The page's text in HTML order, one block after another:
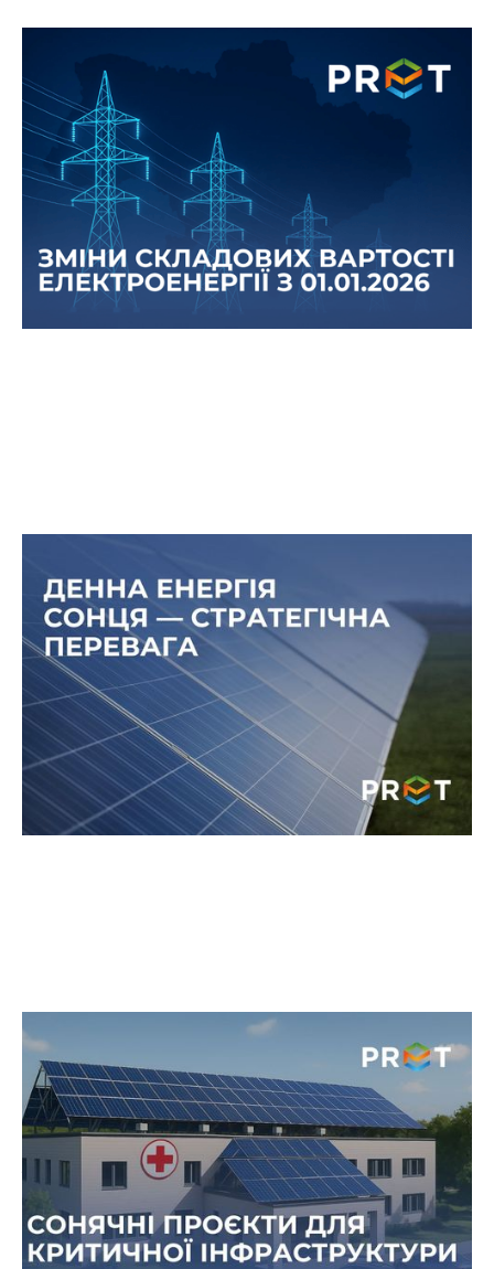
Зміни тарифів на передачу та
розподіл електричної енергії з 1
січня 2026 року
Набирають чинності оновлені державні тарифи
на передачу та розподіл електроенергії для
бізнесу, що можуть впливати на кінцеву
вартість електроенергії.
Чому денне споживання стає
стратегічною перевагою
На відміну від інших галузей, виробничі
підприємства мають чітко виражений піковий
графік — основні технологічні процеси
відбуваються саме у світлу частину доби.
Сонячні проєкти на критичній
інфраструктурі — сигнал для
бізнесу про надійність технології
В Україні стрімко зростає кількість сонячних
енергетичних рішень, які встановлюють не
лише комерційні компанії, а й об’єкти критичної
інфраструктури.